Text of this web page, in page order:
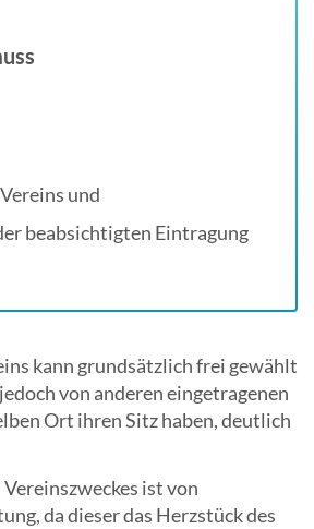
und
beabsichtigten Eintragung
kann grundsätzlich frei gewählt
von anderen eingetragenen
Ort ihren Sitz haben, deutlich
ist von
da dieser das Herzstück des